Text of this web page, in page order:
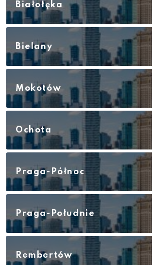
Białołęka
Bielany
Mokotów
Ochota
Praga-Północ
Praga-Południe
Rembertów